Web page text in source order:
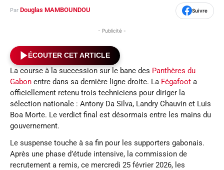
Par Douglas MAMBOUNDOU Suivre
- Publicité -
ÉCOUTER CET ARTICLE
La course à la succession sur le banc des Panthères du
Gabon entre dans sa dernière ligne droite. La Fégafoot a
officiellement retenu trois techniciens pour diriger la
sélection nationale : Antony Da Silva, Landry Chauvin et Luis
Boa Morte. Le verdict final est désormais entre les mains du
gouvernement.
Le suspense touche à sa fin pour les supporters gabonais.
Après une phase d’étude intensive, la commission de
recrutement a remis, ce mercredi 25 février 2026, les